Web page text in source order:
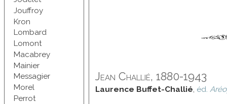
Jouffroy
Kron
Lombard
Lomont
Macabrey
Mainier
Messagier
Morel
Perrot
Jean Challié, 1880-1943
Laurence Buffet-Challié éd.